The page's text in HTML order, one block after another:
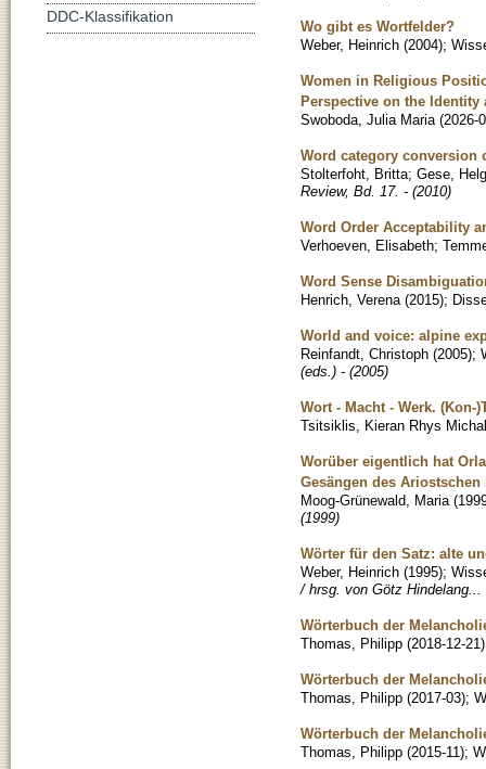
Wo gibt es Wortfelder?
Weber, Heinrich (2004);
Women in Religious
Perspective on the Identity
Swoboda, Julia Maria (2026-
Word category conversion
Stolterfoht, Britta; Gese,
Review, Bd. 17. - (2010)
Word Order Acceptability
Verhoeven, Elisabeth;
Word Sense
Henrich, Verena (2015);
World and voice: alpine
Reinfandt, Christoph (2005);
(eds.) - (2005)
Wort - Macht - Werk.
Tsitsiklis, Kieran Rhys
Worüber eigentlich hat
Gesängen des Ariostschen
Moog-Grünewald, Maria (
(1999)
Wörter für den Satz: alte
Weber, Heinrich (1995);
/ hrsg. von Götz Hindelang...
Wörterbuch der
Thomas, Philipp (2018-12-21)
Wörterbuch der
Thomas, Philipp (2017-03);
Wörterbuch der
Thomas, Philipp (2015-11);
DDC-Klassifikation